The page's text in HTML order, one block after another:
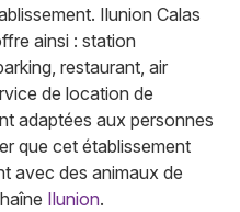
Ilunion Calas
ainsi : station
restaurant, air
de location de
adaptées aux personnes
que cet établissement
avec des animaux de
Ilunion.